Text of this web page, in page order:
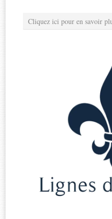
Cliquez ici pour en savoir